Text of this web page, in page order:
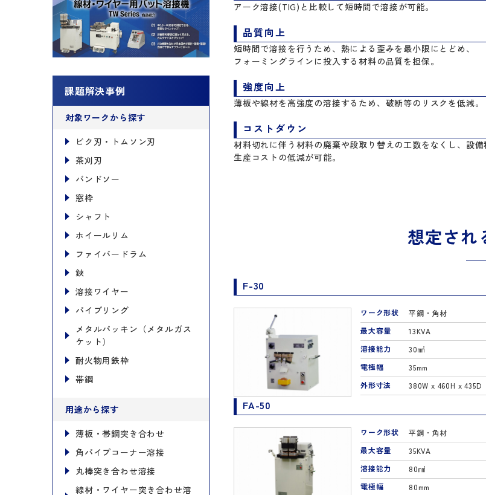
課題解決事例
対象ワークから探す
ビク刃・トムソン刃
茶刈刃
バンドソー
窓枠
シャフト
ホイールリム
ファイバードラム
鋏
溶接ワイヤー
パイプリング
メタルパッキン（メタルガス
ケット）
耐火物用鉄枠
帯鋼
用途から探す
薄板・帯鋼突き合わせ
角パイプコーナー溶接
丸棒突き合わせ溶接
線材・ワイヤー突き合わせ溶
アーク溶接(TIG)と比較して短時間で溶接が可能。
品質向上
短時間で溶接を行うため、熱による歪みを最小限にとどめ、
フォーミングラインに投入する材料の品質を担保。
強度向上
薄板や線材を高強度の溶接するため、破断等のリスクを低減。
コストダウン
材料切れに伴う材料の廃棄や段取り替えの工数をなくし、設備
生産コストの低減が可能。
想定され
F-30
ワーク形状
平鋼・角材
最大容量
13KVA
溶接能力
30㎟
電極幅
35mm
外形寸法
380W x 460H x 435D
FA-50
ワーク形状
平鋼・角材
最大容量
35KVA
溶接能力
80㎟
電極幅
80mm